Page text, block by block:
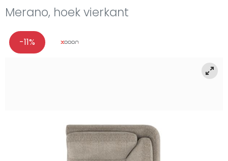
Merano, hoek vierkant
-11%